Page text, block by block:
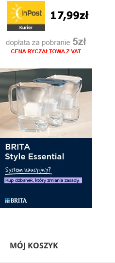
MÓJ KOSZYK